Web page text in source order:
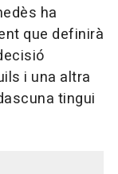
ha
que definirà
i una altra
tingui